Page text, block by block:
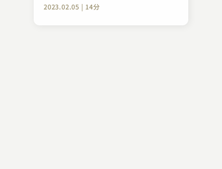
2023.02.05 | 14分